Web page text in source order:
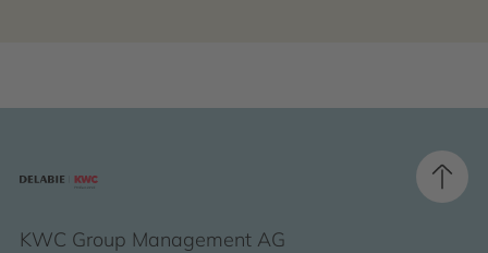
KWC Group Management AG